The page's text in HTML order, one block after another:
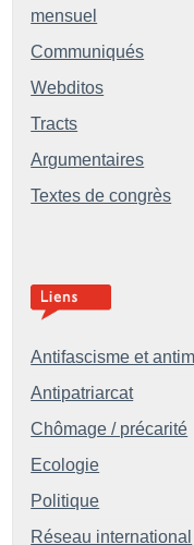
mensuel
Communiqués
Webditos
Tracts
Argumentaires
Textes de congrès
Antifascisme et
Antipatriarcat
Chômage / précarité
Ecologie
Politique
Réseau international